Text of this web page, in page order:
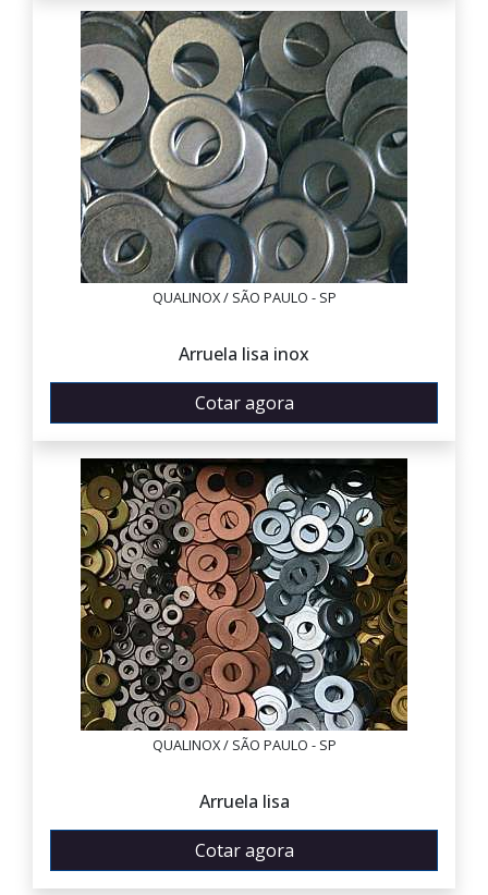
QUALINOX / SÃO PAULO - SP
Arruela lisa inox
Cotar agora
QUALINOX / SÃO PAULO - SP
Arruela lisa
Cotar agora